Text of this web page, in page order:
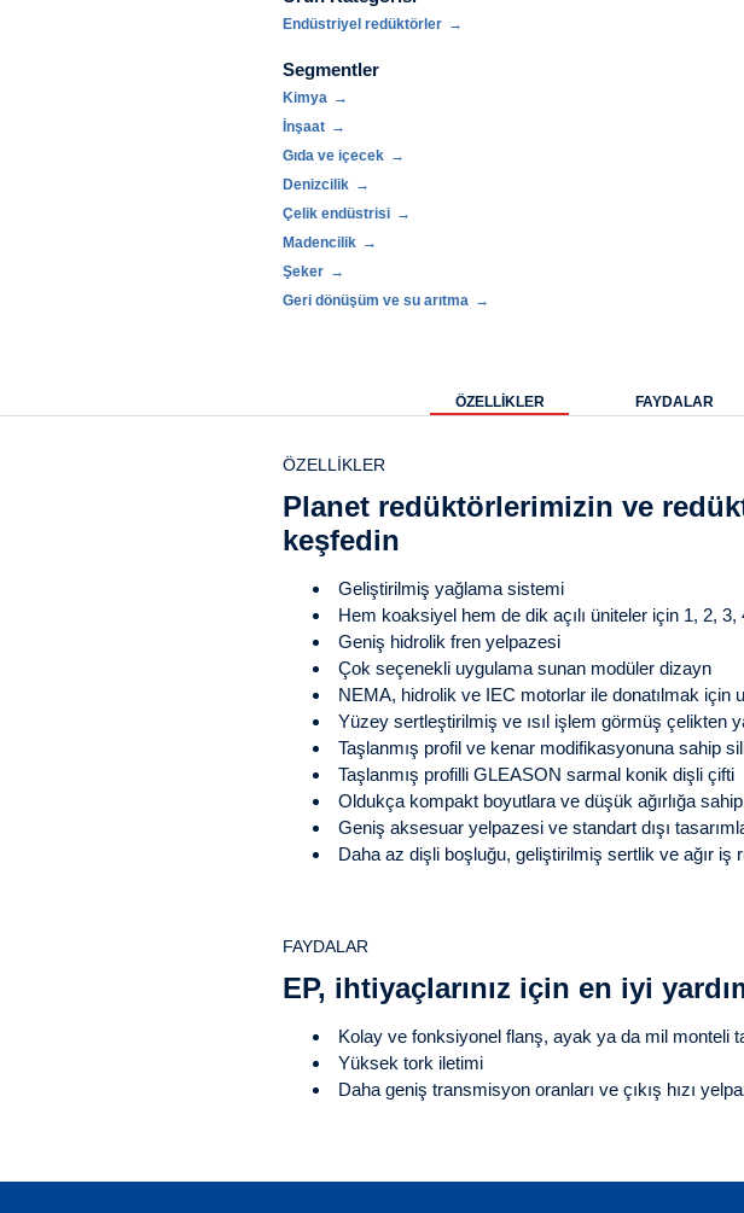
Endüstriyel redüktörler
Segmentler
Kimya
İnşaat
Gıda ve içecek
Denizcilik
Çelik endüstrisi
Madencilik
Şeker
Geri dönüşüm ve su arıtma
ÖZELLIKLER FAYDALAR
ÖZELLIKLER
Planet redüktörlerimizin ve
keşfedin
Geliştirilmiş yağlama sistemi
Hem koaksiyel hem de dik açılı üniteler için 1, 2,
Geniş hidrolik fren yelpazesi
Çok seçenekli uygulama sunan modüler dizayn
NEMA, hidrolik ve IEC motorlar ile donatılmak için
Yüzey sertleştirilmiş ve ısıl işlem görmüş çelikten
Taşlanmış profil ve kenar modifikasyonuna sahip
Taşlanmış profilli GLEASON sarmal konik dişli çifti
Oldukça kompakt boyutlara ve düşük ağırlığa
Geniş aksesuar yelpazesi ve standart dışı
Daha az dişli boşluğu, geliştirilmiş sertlik ve ağır iş
FAYDALAR
EP, ihtiyaçlarınız için en iyi
Kolay ve fonksiyonel flanş, ayak ya da mil monteli
Yüksek tork iletimi
Daha geniş transmisyon oranları ve çıkış hızı